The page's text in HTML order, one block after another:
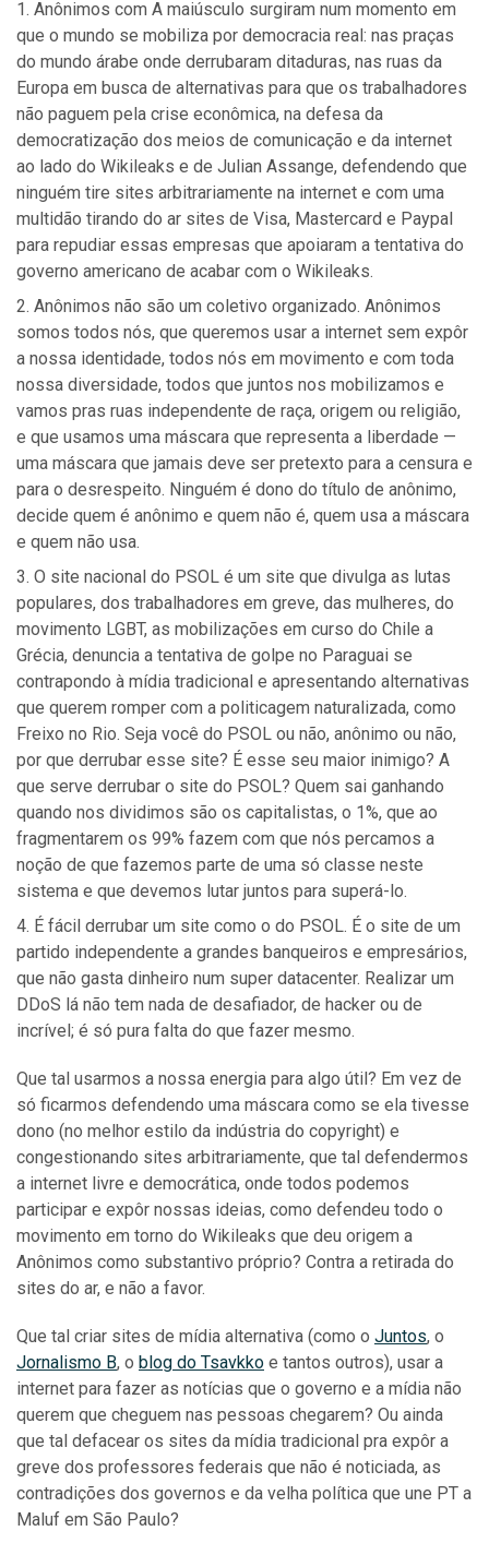
Anônimos com A maiúsculo surgiram num momento em
que o mundo se mobiliza por democracia real: nas praças
do mundo árabe onde derrubaram ditaduras, nas ruas da
Europa em busca de alternativas para que os trabalhadores
não paguem pela crise econômica, na defesa da
democratização dos meios de comunicação e da internet
ao lado do Wikileaks e de Julian Assange, defendendo que
ninguém tire sites arbitrariamente na internet e com uma
multidão tirando do ar sites de Visa, Mastercard e Paypal
para repudiar essas empresas que apoiaram a tentativa do
governo americano de acabar com o Wikileaks.
Anônimos não são um coletivo organizado. Anônimos
somos todos nós, que queremos usar a internet sem expôr
a nossa identidade, todos nós em movimento e com toda
nossa diversidade, todos que juntos nos mobilizamos e
vamos pras ruas independente de raça, origem ou religião,
e que usamos uma máscara que representa a liberdade —
uma máscara que jamais deve ser pretexto para a censura e
para o desrespeito. Ninguém é dono do título de anônimo,
decide quem é anônimo e quem não é, quem usa a máscara
e quem não usa.
O site nacional do PSOL é um site que divulga as lutas
populares, dos trabalhadores em greve, das mulheres, do
movimento LGBT, as mobilizações em curso do Chile a
Grécia, denuncia a tentativa de golpe no Paraguai se
contrapondo à mídia tradicional e apresentando alternativas
que querem romper com a politicagem naturalizada, como
Freixo no Rio. Seja você do PSOL ou não, anônimo ou não,
por que derrubar esse site? É esse seu maior inimigo? A
que serve derrubar o site do PSOL? Quem sai ganhando
quando nos dividimos são os capitalistas, o 1%, que ao
fragmentarem os 99% fazem com que nós percamos a
noção de que fazemos parte de uma só classe neste
sistema e que devemos lutar juntos para superá-lo.
É fácil derrubar um site como o do PSOL. É o site de um
partido independente a grandes banqueiros e empresários,
que não gasta dinheiro num super datacenter. Realizar um
DDoS lá não tem nada de desafiador, de hacker ou de
incrível; é só pura falta do que fazer mesmo.
Que tal usarmos a nossa energia para algo útil? Em vez de
só ficarmos defendendo uma máscara como se ela tivesse
dono (no melhor estilo da indústria do copyright) e
congestionando sites arbitrariamente, que tal defendermos
a internet livre e democrática, onde todos podemos
participar e expôr nossas ideias, como defendeu todo o
movimento em torno do Wikileaks que deu origem a
Anônimos como substantivo próprio? Contra a retirada do
sites do ar, e não a favor.
Que tal criar sites de mídia alternativa (como o Juntos, o
Jornalismo B, o blog do Tsavkko e tantos outros), usar a
internet para fazer as notícias que o governo e a mídia não
querem que cheguem nas pessoas chegarem? Ou ainda
que tal defacear os sites da mídia tradicional pra expôr a
greve dos professores federais que não é noticiada, as
contradições dos governos e da velha política que une PT a
Maluf em São Paulo?